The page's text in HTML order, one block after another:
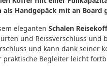
als Handgepäck mit an Board
eleganten Schalen
und Reissverschluss und
und kann dank seiner
praktische Begleiter leicht